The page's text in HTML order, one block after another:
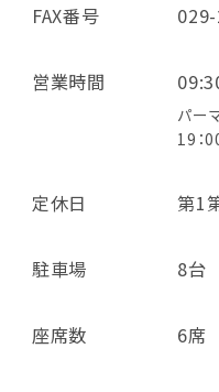
FAX番号
営業時間
パー
19：
定休日 第1
駐車場 8台
座席数 6席